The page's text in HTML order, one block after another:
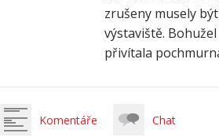
zrušeny musely
výstaviště.
přivítala
Komentáře Chat